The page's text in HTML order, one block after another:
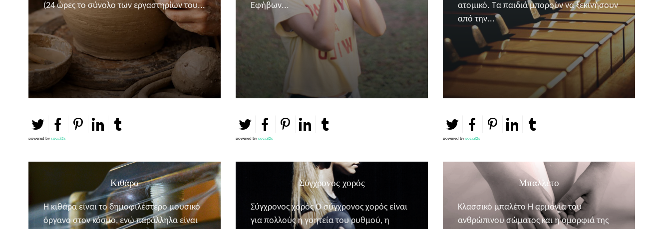
(24 ώρες το σύνολο των εργαστηρίων του...
powered by social2s
Εφήβων...
powered by social2s
ατομικό. Τα παιδιά μπορούν να ξεκινήσουν
από την...
powered by social2s
Κιθάρα
Η κιθάρα είναι το δημοφιλέστερο μουσικό
όργανο στον κόσμο, ενώ παράλληλα είναι
Σύγχρονος χορός
Σύγχρονος χορός Ο σύγχρονος χορός είναι
για πολλούς η γοητεία του ρυθμού, η
Μπαλλέτο
Κλασσικό μπαλέτο Η αρμονία του
ανθρώπινου σώματος και η ομορφιά της